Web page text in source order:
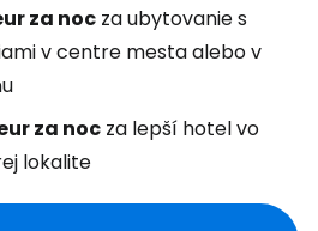
za noc za ubytovanie s
v centre mesta alebo v
za noc za lepší hotel vo
lokalite